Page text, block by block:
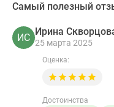
Самый полезный
ИС
Ирина
25 марта 2025
Оценка:
Достоинства